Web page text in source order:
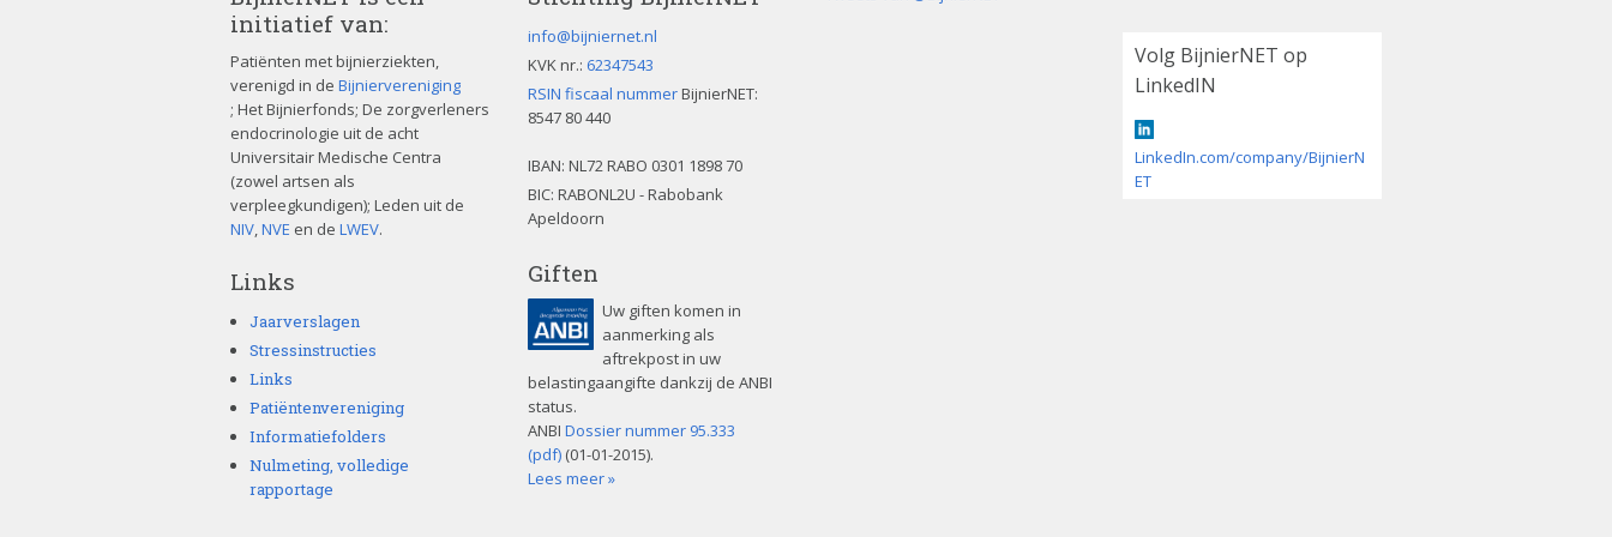
v
initiatief van:
Patiënten met bijnierziekten,
verenigd in de Bijniervereniging
; Het Bijnierfonds; De zorgverleners
endocrinologie uit de acht
Universitair Medische Centra
(zowel artsen als
verpleegkundigen); Leden uit de
NIV,NVE en de LWEV.
Links
Jaarverslagen
Stressinstructies
Links
Patiëntenvereniging
Informatiefolders
Nulmeting, volledige
rapportage
info@bijniernet.nl
KVK nr.: 62347543
RSIN fiscaal nummerBijnierNET:
8547 80 440
IBAN: NL72 RABO 0301 1898 70
BIC: RABONL2U - Rabobank
Apeldoorn
Giften
Uw giften komen in
aanmerking als
aftrekpost in uw
belastingaangifte dankzij de ANBI
status.
ANBI Dossier nummer 95.333
(pdf) (01-01-2015).
Lees meer »
Volg BijnierNET op
LinkedIN
LinkedIn.com/company/BijnierN
ET